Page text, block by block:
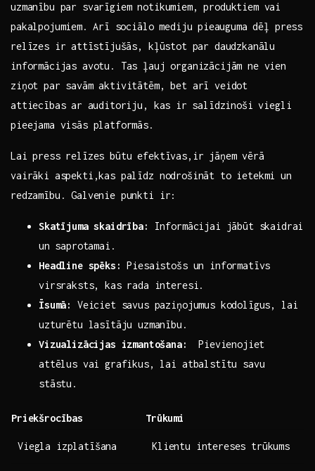
uzmanību par ‌svarīgiem notikumiem, produktiem vai
pakalpojumiem. ⁤Arī ⁣sociālo mediju ⁣pieauguma dēļ press
relīzes ir⁤ attīstījušās, kļūstot par daudzkanālu
informācijas avotu. Tas ļauj organizācijām ne vien
ziņot par savām aktivitātēm, bet arī veidot
attiecības ‌ar⁢ auditoriju, kas⁢ ir salīdzinoši viegli‍
pieejama visās platformās.
Lai press relīzes būtu efektīvas,ir jāņem vērā
vairāki aspekti,kas palīdz nodrošināt to ietekmi un
redzamību. Galvenie punkti​ ir:
Skatījuma skaidrība:
Informācijai jābūt skaidrai
⁤un saprotamai.
Headline spēks: Piesaistošs un‌ informatīvs
virsraksts, kas rada interesi.
Īsumā:
Veiciet savus paziņojumus kodolīgus, lai
uzturētu lasītāju uzmanību.
Vizualizācijas izmantošana:
⁣ Pievienojiet
attēlus vai grafikus, lai atbalstītu savu
stāstu.
Priekšrocības Trūkumi
Viegla izplatīšana Klientu intereses trūkums